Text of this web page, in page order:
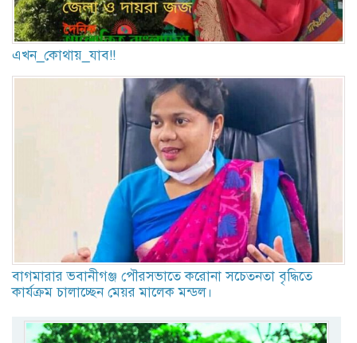
এখন_কোথায়_যাব!!
বাগমারার ভবানীগঞ্জ পৌরসভাতে করোনা সচেতনতা বৃদ্ধিতে
কার্যক্রম চালাচ্ছেন মেয়র মালেক মন্ডল।